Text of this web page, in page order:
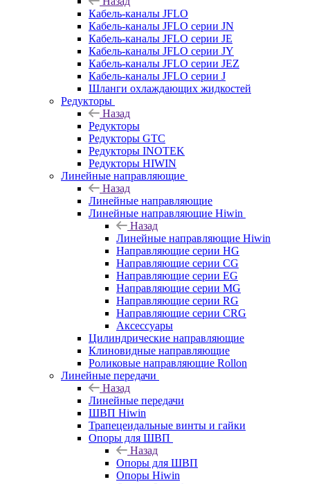
Кабель-каналы JFLO
Кабель-каналы JFLO серии JN
Кабель-каналы JFLO серии JE
Кабель-каналы JFLO серии JY
Кабель-каналы JFLO серии JEZ
Кабель-каналы JFLO серии J
Шланги охлаждающих жидкостей
Редукторы
Назад
Редукторы
Редукторы GTC
Редукторы INOTEK
Редукторы HIWIN
Линейные направляющие
Назад
Линейные направляющие
Линейные направляющие Hiwin
Назад
Линейные направляющие Hiwin
Направляющие серии HG
Направляющие серии CG
Направляющие серии EG
Направляющие серии MG
Направляющие серии RG
Направляющие серии CRG
Аксессуары
Цилиндрические направляющие
Клиновидные направляющие
Роликовые направляющие Rollon
Линейные передачи
Назад
Линейные передачи
ШВП Hiwin
Трапецеидальные винты и гайки
Опоры для ШВП
Назад
Опоры для ШВП
Опоры Hiwin